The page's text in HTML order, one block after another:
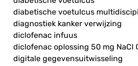
diabetische voetulcus
diagnostiek kanker verwijzing
diclofenac infuus
diclofenac oplossing 50 mg NaCl
digitale gegevensuitwisseling